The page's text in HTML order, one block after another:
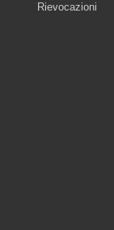
Rievocazioni